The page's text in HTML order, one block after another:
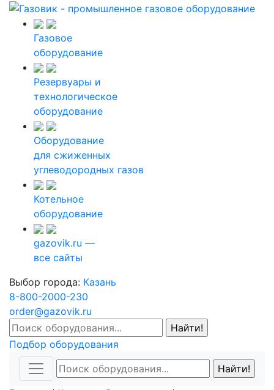
Газовое
оборудование
Резервуары и
технологическое
оборудование
Оборудование
для сжиженных
углеводородных газов
Котельное
оборудование
gazovik.ru —
все сайты
Выбор города: Казань
8-800-2000-230
order@gazovik.ru
Подбор оборудования